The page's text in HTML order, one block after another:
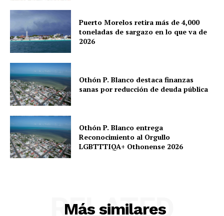
Puerto Morelos retira más de 4,000
toneladas de sargazo en lo que va de
2026
Othón P. Blanco destaca finanzas
sanas por reducción de deuda pública
Othón P. Blanco entrega
Reconocimiento al Orgullo
LGBTTTIQA+ Othonense 2026
Más similares
RELATED